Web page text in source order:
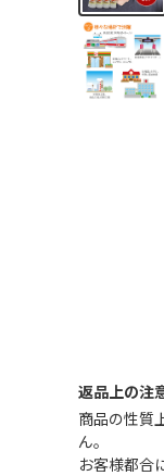
返品上の注
商品の性質
ん｡
お客様都合